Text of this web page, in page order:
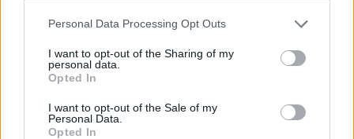
Personal Data Processing Opt Outs
I want to opt-out of the Sharing of my
personal data.
Opted In
I want to opt-out of the Sale of my
Personal Data.
Opted In